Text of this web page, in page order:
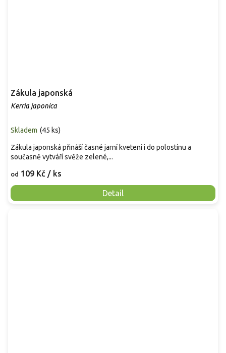
Zákula japonská
Kerria japonica
Skladem (45 ks)
od 109 Kč / ks
Detail
Zákula japonská přináší časné jarní kvetení i do polostínu a
současně vytváří svěže zelené,...